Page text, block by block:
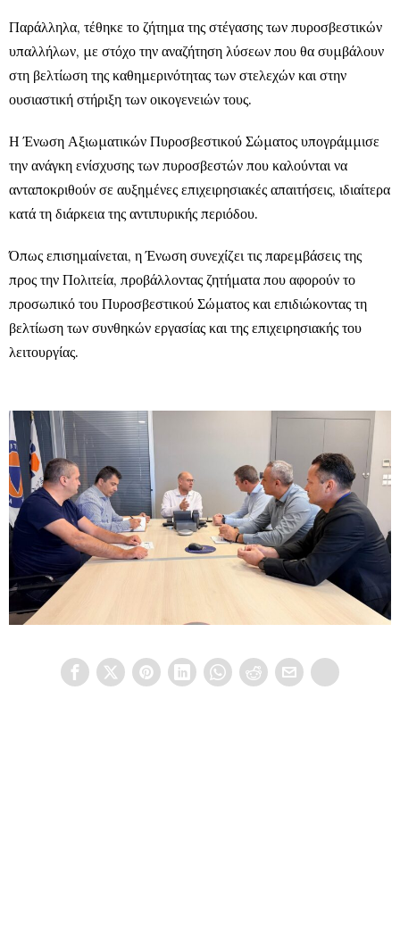
Παράλληλα, τέθηκε το ζήτημα της στέγασης των πυροσβεστικών
υπαλλήλων, με στόχο την αναζήτηση λύσεων που θα συμβάλουν
στη βελτίωση της καθημερινότητας των στελεχών και στην
ουσιαστική στήριξη των οικογενειών τους.
Η Ένωση Αξιωματικών Πυροσβεστικού Σώματος υπογράμμισε
την ανάγκη ενίσχυσης των πυροσβεστών που καλούνται να
ανταποκριθούν σε αυξημένες επιχειρησιακές απαιτήσεις, ιδιαίτερα
κατά τη διάρκεια της αντιπυρικής περιόδου.
Όπως επισημαίνεται, η Ένωση συνεχίζει τις παρεμβάσεις της
προς την Πολιτεία, προβάλλοντας ζητήματα που αφορούν το
προσωπικό του Πυροσβεστικού Σώματος και επιδιώκοντας τη
βελτίωση των συνθηκών εργασίας και της επιχειρησιακής του
λειτουργίας.